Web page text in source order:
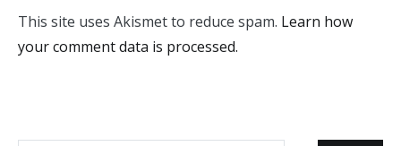
This site uses Akismet to reduce spam. Learn how
your comment data is processed.